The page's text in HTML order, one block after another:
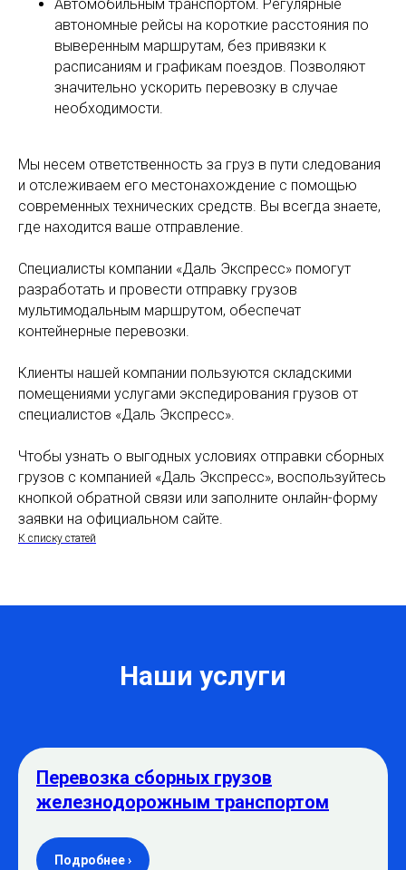
Автомобильным транспортом. Регулярные
автономные рейсы на короткие расстояния по
выверенным маршрутам, без привязки к
расписаниям и графикам поездов. Позволяют
значительно ускорить перевозку в случае
необходимости.
Мы несем ответственность за груз в пути следования
и отслеживаем его местонахождение с помощью
современных технических средств. Вы всегда знаете,
где находится ваше отправление.
Специалисты компании «Даль Экспресс» помогут
разработать и провести отправку грузов
мультимодальным маршрутом, обеспечат
контейнерные перевозки.
Клиенты нашей компании пользуются складскими
помещениями услугами экспедирования грузов от
специалистов «Даль Экспресс».
Чтобы узнать о выгодных условиях отправки сборных
грузов с компанией «Даль Экспресс», воспользуйтесь
кнопкой обратной связи или заполните онлайн-форму
заявки на официальном сайте.
К списку статей
Наши услуги
Перевозка сборных грузов
железнодорожным транспортом
Подробнее ›